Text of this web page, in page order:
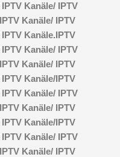
IPTV Kanäle/
IPTV
IPTV Kanäle/
IPTV
IPTV Kanäle. IPTV
IPTV Kanäle/
IPTV
IPTV Kanäle/
IPTV
IPTV Kanäle/ IPTV
IPTV Kanäle/
IPTV
IPTV Kanäle/
IPTV
IPTV Kanäle/ IPTV
IPTV Kanäle/
IPTV
IPTV Kanäle/
IPTV